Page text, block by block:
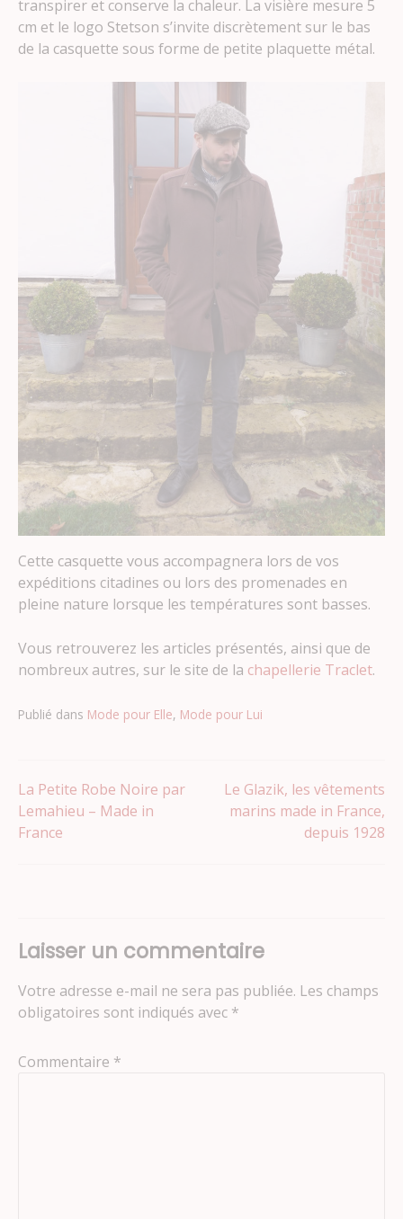
transpirer et conserve la chaleur. La visière mesure 5
cm et le logo Stetson s’invite discrètement sur le bas
de la casquette sous forme de petite plaquette métal.
Cette casquette vous accompagnera lors de vos
expéditions citadines ou lors des promenades en
pleine nature lorsque les températures sont basses.
Vous retrouverez les articles présentés, ainsi que de
nombreux autres, sur le site de la chapellerie Traclet.
Publié dans Mode pour Elle, Mode pour Lui
Navigation
de
La Petite Robe Noire par
Lemahieu – Made in
France
Le Glazik, les vêtements
marins made in France,
depuis 1928
Laisser un commentaire
Votre adresse e-mail ne sera pas publiée. Les champs
obligatoires sont indiqués avec *
Commentaire *